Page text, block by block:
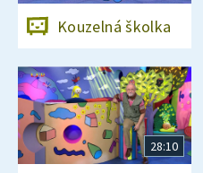
Kouzelná školka
28:10